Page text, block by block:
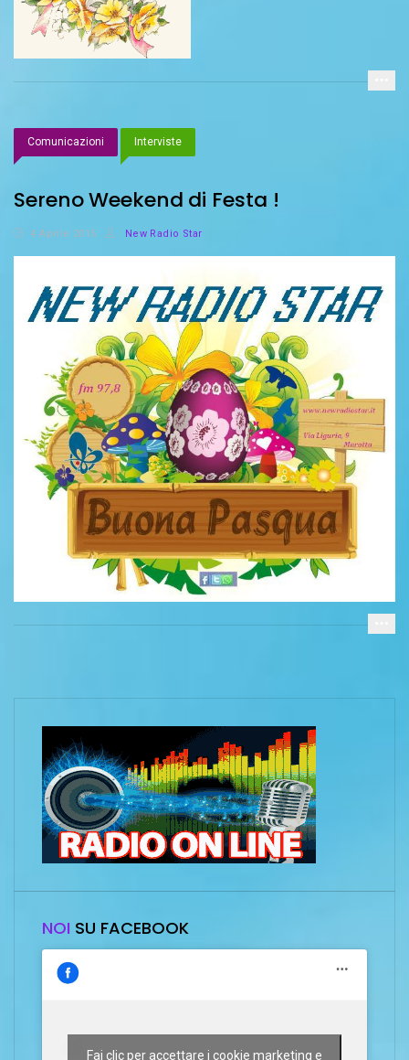
Comunicazioni Interviste
Sereno Weekend di Festa !
4 Aprile 2015 New Radio Star
NOI SU FACEBOOK
Fai clic per accettare i cookie marketing e